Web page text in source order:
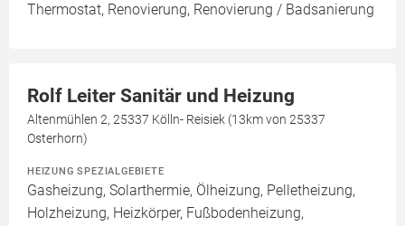
Thermostat, Renovierung, Renovierung / Badsanierung
Rolf Leiter Sanitär und Heizung
Altenmühlen 2, 25337 Kölln- Reisiek (13km von 25337
Osterhorn)
HEIZUNG SPEZIALGEBIETE
Gasheizung, Solarthermie, Ölheizung, Pelletheizung,
Holzheizung, Heizkörper, Fußbodenheizung,